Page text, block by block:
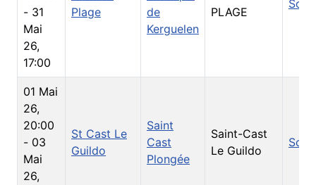
- 31
Mai
26,
17:00
Plage
de
Kerguelen
PLAGE
01 Mai
26,
20:00
- 03
Mai
26,
St Cast Le
Guildo
Saint
Cast
Plongée
Saint-Cast
Le Guildo